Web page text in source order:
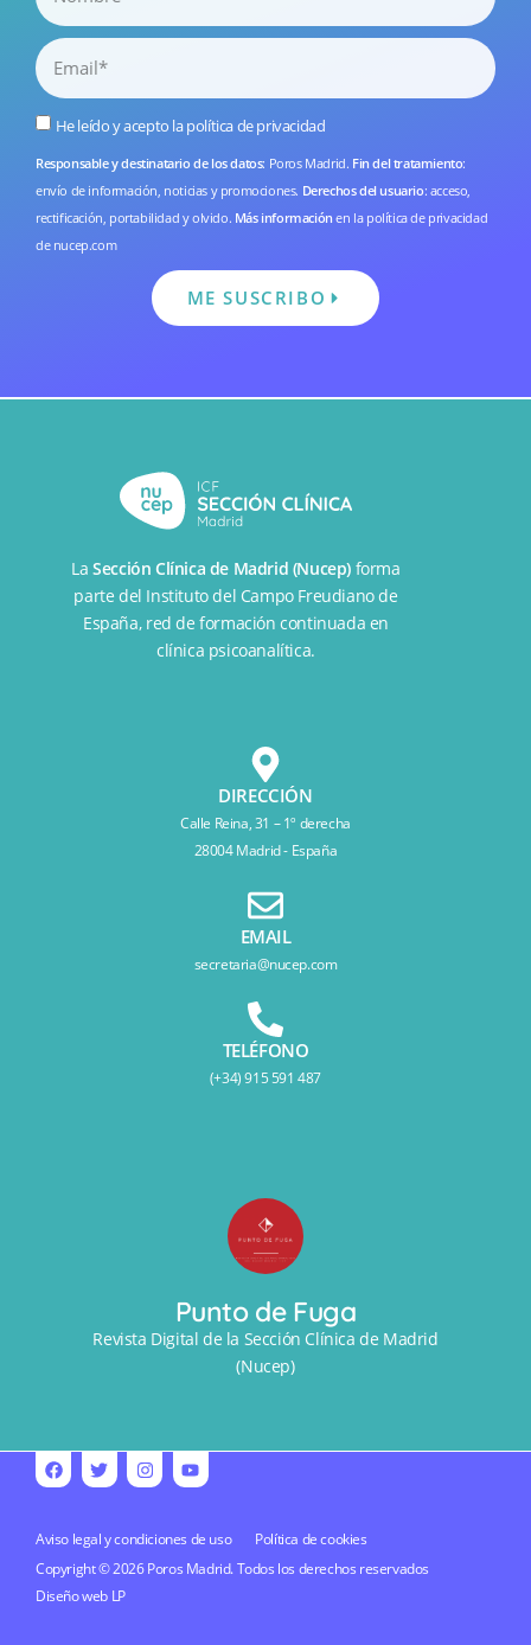
He leído y acepto lapolítica de privacidad
Responsable y destinatario de los datos: Poros Madrid. Fin del tratamiento:
envío de información, noticias y promociones. Derechos del usuario: acceso,
rectificación, portabilidad y olvido. Más información en la política de privacidad
de nucep.com
ME SUSCRIBO
LaSección Clínica de Madrid (Nucep) forma
parte del Instituto del Campo Freudiano de
España, red de formación continuada en
clínica psicoanalítica.
DIRECCIÓN
Calle Reina, 31 – 1º derecha
28004 Madrid - España
EMAIL
secretaria@nucep.com
TELÉFONO
(+34) 915 591 487
Punto de Fuga
Revista Digital de la Sección Clínica de Madrid
(Nucep)
Aviso legal y condiciones de uso
Política de cookies
Copyright © 2026 Poros Madrid. Todos los derechos reservados
Diseño web LP